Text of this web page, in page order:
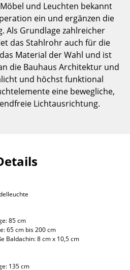
und Leuchten bekannt
ein und ergänzen die
Als Grundlage zahlreicher
das Stahlrohr auch für die
Material der Wahl und ist
die Bauhaus Architektur und
und höchst funktional
eine bewegliche,
Lichtausrichtung.
85 cm
65 cm bis 200 cm
Baldachin: 8 cm x 10,5 cm
135 cm